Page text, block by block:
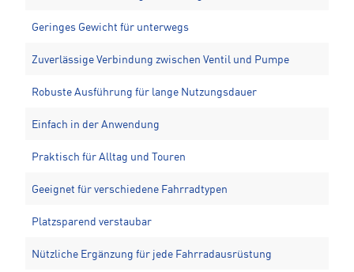
Geringes Gewicht für unterwegs
Zuverlässige Verbindung zwischen Ventil und Pumpe
Robuste Ausführung für lange Nutzungsdauer
Einfach in der Anwendung
Praktisch für Alltag und Touren
Geeignet für verschiedene Fahrradtypen
Platzsparend verstaubar
Nützliche Ergänzung für jede Fahrradausrüstung